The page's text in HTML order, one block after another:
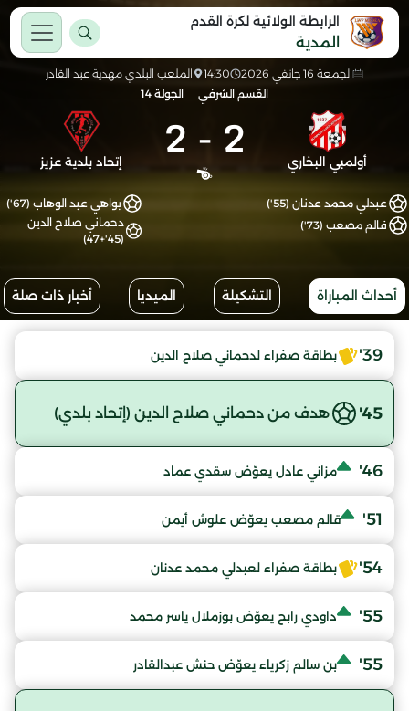
الرابطة الولائية لكرة القدم
المدية
الجمعة 16 جانفي 2026 14:30
الملعب البلدي مهدية عبد القادر
القسم الشرفي
الجولة 14
أولمبي البخاري 2
-
2 إتحاد بلدية عزيز
عبدلي محمد عدنان (55')
قالم مصعب (73')
بواهي عبد الوهاب (67')
دحماني صلاح الدين
(45'+47)
أحداث المباراة التشكيلة الميديا أخبار ذات صلة
39' بطاقة صفراء لدحماني صلاح الدين
45' هدف من دحماني صلاح الدين (إتحاد بلدي)
46' مزاني عادل يعوّض سقدي عماد
51' قالم مصعب يعوّض علوش أيمن
54' بطاقة صفراء لعبدلي محمد عدنان
55' داودي رابح يعوّض بوزملال ياسر محمد
55' بن سالم زكرياء يعوّض حنش عبدالقادر